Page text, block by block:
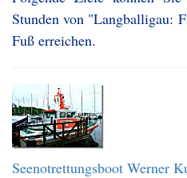
Stunden von "Langballigau:
Fuß erreichen.
Seenotrettungsboot Werner